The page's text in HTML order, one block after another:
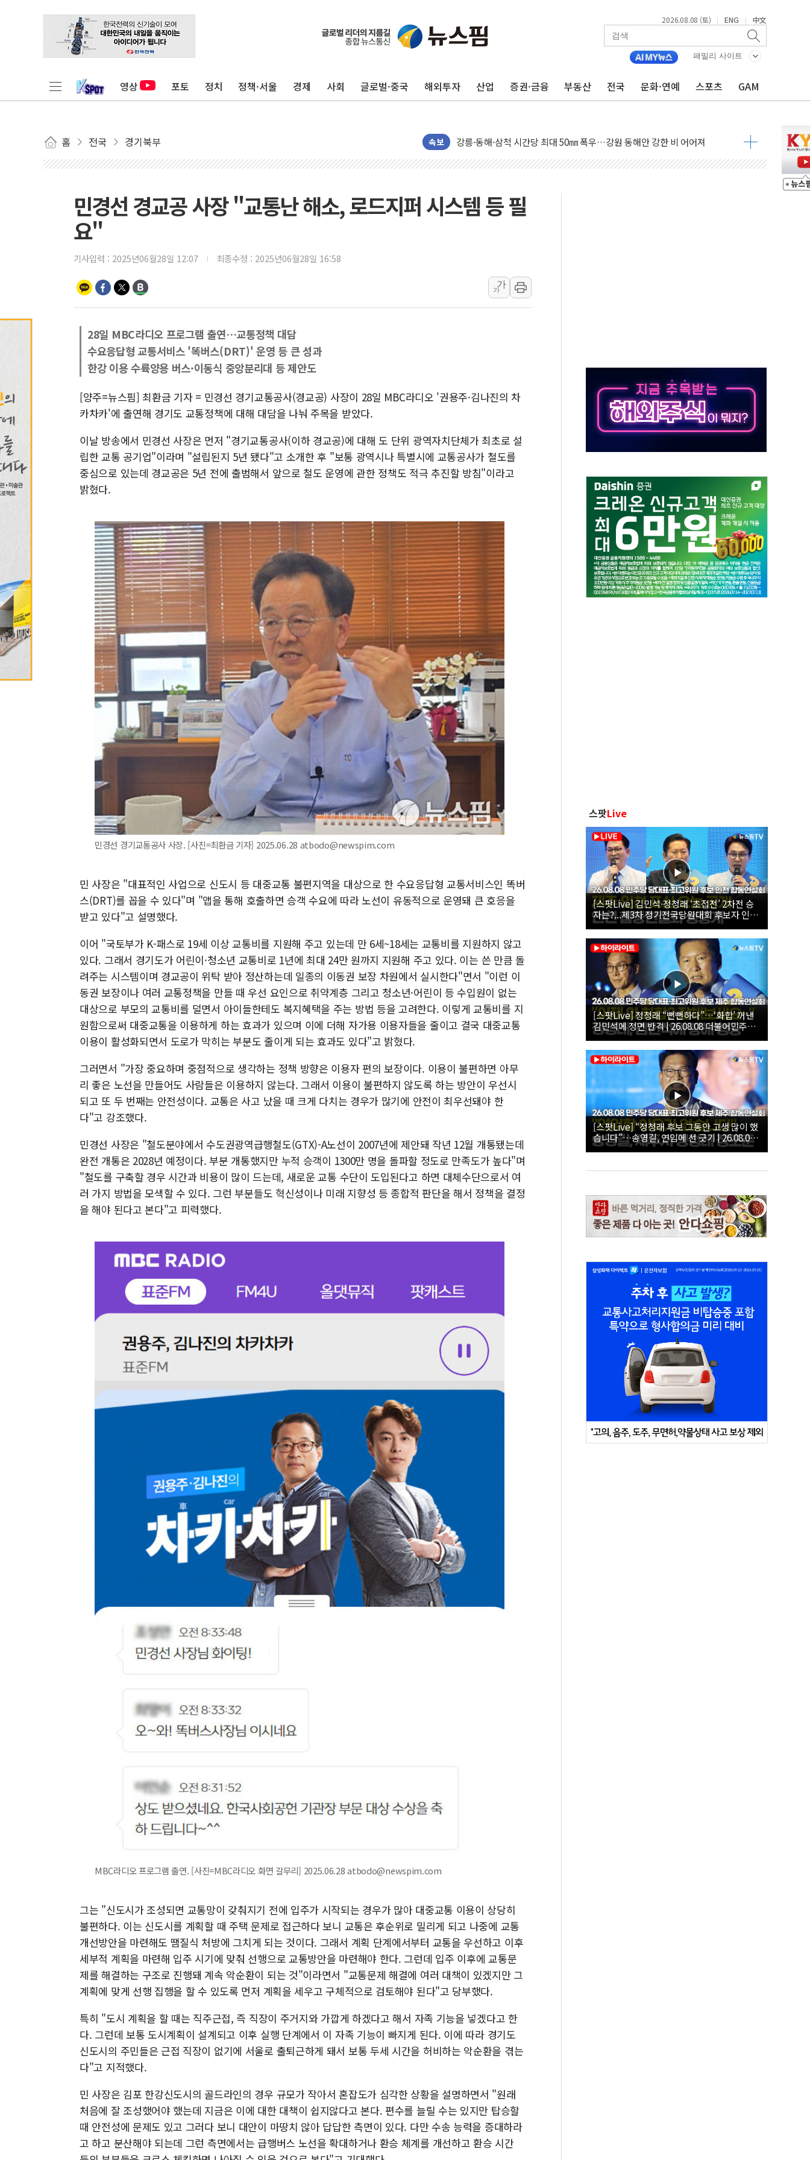
2026.08.08 (토) | ENG | 中文
패밀리 사이트
영상 포토 정치 정책·서울 경제 사회 글로벌·중국 해외투자 산업 증권·금융 부동산 전국 문화·연예 스포츠 GAM
홈 전국 경기북부 속보
이번주 국내 주요 금융일정(8.10~8.14)
美, 이란전 출구전략 만지작…공습 한계·탄약 부족 현실화
폐기물 수거하다 참변…60대 환경미화원 수거차에 치여 사망
서울 중랑구 주택가서 흉기 난동…60대 남성 2명 숨져
여수 오동도 인근 해상서 모터보트 전복…1명 사망·1명 실종
추미애, '위안부' 피해자 기림의 날 참석..."국제적 시민 연대로 목소리 내야"
李대통령, ISA 개편 재검토 지시…與 "적극 환영"·野 "졸속 국정"
동해중부 전 해상 풍랑주의보…10일까지 최대 3.5m 높은 물결
동해시, 11~14일 '별똥별 멍' 운영…페르세우스 유성우 관측
강원 중·남부 동해안 시간당 50mm 이상 폭우…호우경보 발효
청양 밭에서 일하던 90대 숨져…온열질환 여부 조사
폭염에 車 운전면허 기능시험 오전 집중 편성…체감온도 38도 넘으면 중단
민경선 경교공 사장 "교통난 해소, 로드지퍼 시스템 등 필
요"
기사입력 : 2025년06월28일 12:07 최종수정 : 2025년06월28일 16:58
가
가
28일 MBC라디오 프로그램 출연…교통정책 대담
수요응답형 교통서비스 '똑버스(DRT)' 운영 등 큰 성과
한강 이용 수륙양용 버스·이동식 중앙분리대 등 제안도
[양주=뉴스핌] 최환금 기자 = 민경선 경기교통공사(경교공) 사장이 28일 MBC라디오 '권용주·김나진의 차
카차카'에 출연해 경기도 교통정책에 대해 대담을 나눠 주목을 받았다.
이날 방송에서 민경선 사장은 먼저 "경기교통공사(이하 경교공)에 대해 도 단위 광역자치단체가 최초로 설
립한 교통 공기업"이라며 "설립된지 5년 됐다"고 소개한 후 "보통 광역시나 특별시에 교통공사가 철도를
중심으로 있는데 경교공은 5년 전에 출범해서 앞으로 철도 운영에 관한 정책도 적극 추진할 방침"이라고
밝혔다.
민경선 경기교통공사 사장. [사진=최환금 기자] 2025.06.28 atbodo@newspim.com
민 사장은 "대표적인 사업으로 신도시 등 대중교통 불편지역을 대상으로 한 수요응답형 교통서비스인 똑버
스(DRT)를 꼽을 수 있다"며 "앱을 통해 호출하면 승객 수요에 따라 노선이 유동적으로 운영돼 큰 호응을
받고 있다"고 설명했다.
이어 "국토부가 K-패스로 19세 이상 교통비를 지원해 주고 있는데 만 6세~18세는 교통비를 지원하지 않고
있다. 그래서 경기도가 어린이·청소년 교통비로 1년에 최대 24만 원까지 지원해 주고 있다. 이는 쓴 만큼 돌
려주는 시스템이며 경교공이 위탁 받아 정산하는데 일종의 이동권 보장 차원에서 실시한다"면서 "이런 이
동권 보장이나 여러 교통정책을 만들 때 우선 요인으로 취약계층 그리고 청소년·어린이 등 수입원이 없는
대상으로 부모의 교통비를 덜면서 아이들한테도 복지혜택을 주는 방법 등을 고려한다. 이렇게 교통비를 지
원함으로써 대중교통을 이용하게 하는 효과가 있으며 이에 더해 자가용 이용자들을 줄이고 결국 대중교통
이용이 활성화되면서 도로가 막히는 부분도 줄이게 되는 효과도 있다"고 밝혔다.
그러면서 "가장 중요하며 중점적으로 생각하는 정책 방향은 이용자 편의 보장이다. 이용이 불편하면 아무
리 좋은 노선을 만들어도 사람들은 이용하지 않는다. 그래서 이용이 불편하지 않도록 하는 방안이 우선시
되고 또 두 번째는 안전성이다. 교통은 사고 났을 때 크게 다치는 경우가 많기에 안전이 최우선돼야 한
다"고 강조했다.
민경선 사장은 "철도분야에서 수도권광역급행철도(GTX)-A노선이 2007년에 제안돼 작년 12월 개통됐는데
완전 개통은 2028년 예정이다. 부분 개통했지만 누적 승객이 1300만 명을 돌파할 정도로 만족도가 높다"며
"철도를 구축할 경우 시간과 비용이 많이 드는데, 새로운 교통 수단이 도입된다고 하면 대체수단으로서 여
러 가지 방법을 모색할 수 있다. 그런 부분들도 혁신성이나 미래 지향성 등 종합적 판단을 해서 정책을 결정
을 해야 된다고 본다"고 피력했다.
MBC라디오 프로그램 출연. [사진=MBC라디오 화면 갈무리] 2025.06.28 atbodo@newspim.com
그는 "신도시가 조성되면 교통망이 갖춰지기 전에 입주가 시작되는 경우가 많아 대중교통 이용이 상당히
불편하다. 이는 신도시를 계획할 때 주택 문제로 접근하다 보니 교통은 후순위로 밀리게 되고 나중에 교통
개선방안을 마련해도 땜질식 처방에 그치게 되는 것이다. 그래서 계획 단계에서부터 교통을 우선하고 이후
세부적 계획을 마련해 입주 시기에 맞춰 선행으로 교통방안을 마련해야 한다. 그런데 입주 이후에 교통문
제를 해결하는 구조로 진행돼 계속 악순환이 되는 것"이라면서 "교통문제 해결에 여러 대책이 있겠지만 그
계획에 맞게 선행 집행을 할 수 있도록 먼저 계획을 세우고 구체적으로 검토해야 된다"고 당부했다.
특히 "도시 계획을 할 때는 직주근접, 즉 직장이 주거지와 가깝게 하겠다고 해서 자족 기능을 넣겠다고 한
다. 그런데 보통 도시계획이 설계되고 이후 실행 단계에서 이 자족 기능이 빠지게 된다. 이에 따라 경기도
신도시의 주민들은 근접 직장이 없기에 서울로 출퇴근하게 돼서 보통 두세 시간을 허비하는 악순환을 겪는
다"고 지적했다.
민 사장은 김포 한강신도시의 골드라인의 경우 규모가 작아서 혼잡도가 심각한 상황을 설명하면서 "원래
처음에 잘 조성했어야 했는데 지금은 이에 대한 대책이 쉽지않다고 본다. 편수를 늘릴 수는 있지만 탑승할
때 안전성에 문제도 있고 그러다 보니 대안이 마땅치 않아 답답한 측면이 있다. 다만 수송 능력을 증대하라
고 하고 분산해야 되는데 그런 측면에서는 급행버스 노선을 확대하거나 환승 체계를 개선하고 환승 시간
스팟Live
[스팟Live] 김민석·정청래 ‘초접전’ 2차전 승
자는?...제3차 정기전국당원대회 후보자 인천
합동연설회 생중계 | 26.08.08
[스팟Live] 정청래 “뻔뻔하다”…‘화합’ 꺼낸
김민석에 정면 반격 | 26.08.08 더불어민주당
당대표·최고위원 후보 제주 합동연설회
[스팟Live] “정청래 후보 그동안 고생 많이 했
습니다”…송영길, 연임에 선 긋기 | 26.08.08
더불어민주당 당대표·최고위원 후보 제주 합